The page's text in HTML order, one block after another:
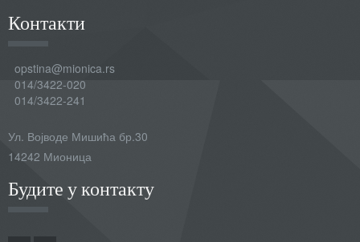
Контакти
opstina@mionica.rs
014/3422-020
014/3422-241
Ул. Војводе Мишића бр.30
14242 Мионица
Будите у контакту